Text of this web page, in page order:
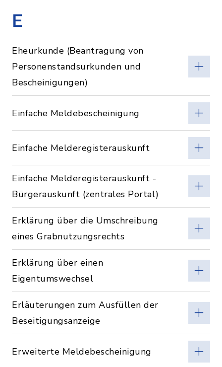
E
Eheurkunde (Beantragung von
Personenstandsurkunden und
Bescheinigungen)
Einfache Meldebescheinigung
Einfache Melderegisterauskunft
Einfache Melderegisterauskunft -
Bürgerauskunft (zentrales Portal)
Erklärung über die Umschreibung
eines Grabnutzungsrechts
Erklärung über einen
Eigentumswechsel
Erläuterungen zum Ausfüllen der
Beseitigungsanzeige
Erweiterte Meldebescheinigung